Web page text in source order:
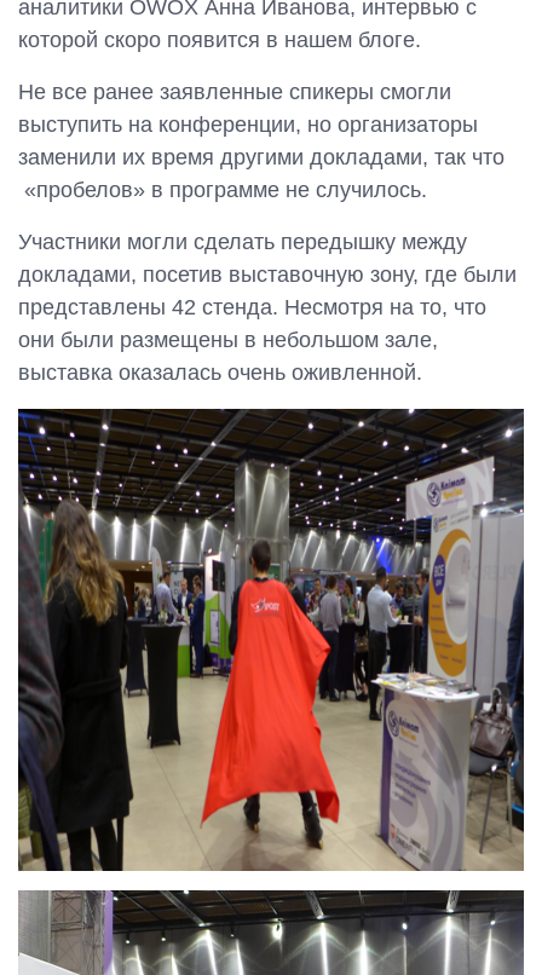
аналитики OWOX Анна Иванова, интервью с
которой скоро появится в нашем блоге.
Не все ранее заявленные спикеры смогли
выступить на конференции, но организаторы
заменили их время другими докладами, так что
«пробелов» в программе не случилось.
Участники могли сделать передышку между
докладами, посетив выставочную зону, где были
представлены 42 стенда. Несмотря на то, что
они были размещены в небольшом зале,
выставка оказалась очень оживленной.
ОТПРАВИТЬ
Мы вам ответим в течении 24 часов.